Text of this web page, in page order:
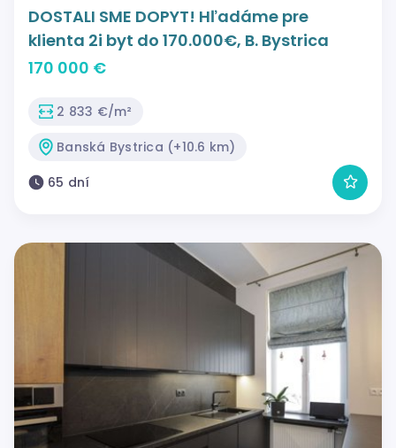
DOSTALI SME DOPYT! Hľadáme pre
klienta 2i byt do 170.000€, B. Bystrica
170 000 €
2 833 €/m²
Banská Bystrica (+10.6 km)
65 dní